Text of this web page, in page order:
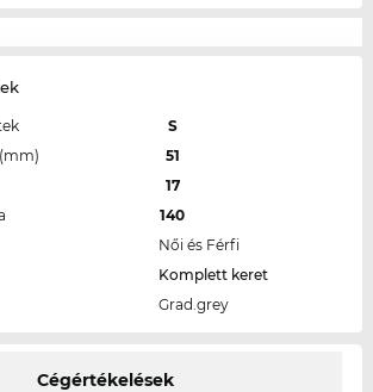
S
51
17
140
Női és Férfi
Komplett keret
Grad.grey
Cégértékelések